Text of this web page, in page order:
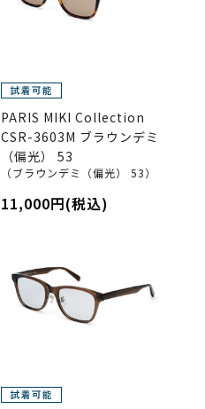
PARIS MIKI Collection
CSR-3603M ブラウンデミ
（偏光） 53
（ブラウンデミ（偏光） 53）
11,000円(税込)